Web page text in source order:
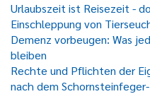
Urlaubszeit ist Reisezeit -
Einschleppung von
Demenz vorbeugen: Was
bleiben
Rechte und Pflichten der
nach dem